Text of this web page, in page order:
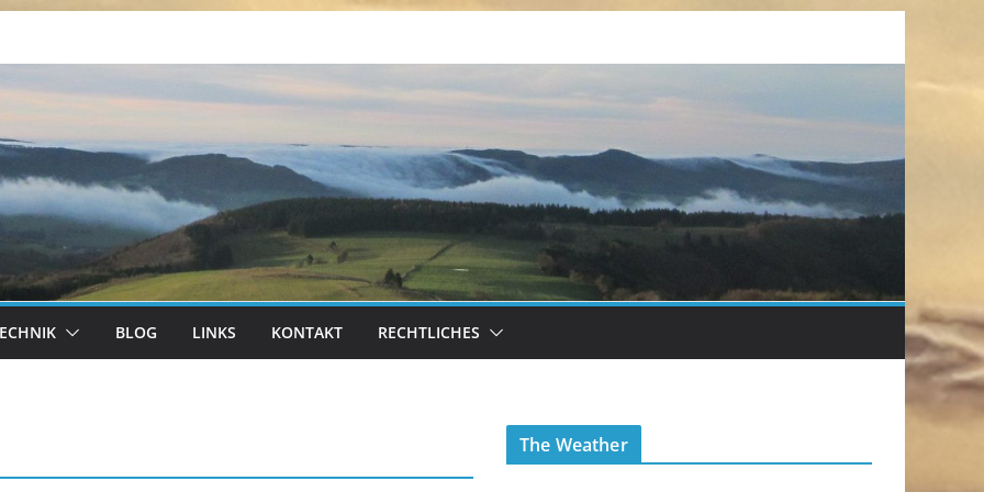
BLOG LINKS KONTAKT RECHTLICHES
The Weather